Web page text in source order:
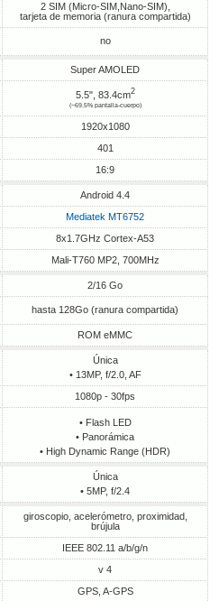
2 SIM (Micro-SIM,Nano-SIM),
tarjeta de memoria (ranura compartida)
no
Super AMOLED
5.5", 83.4cm2
(~69.5% pantalla-cuerpo)
1920x1080
401
16:9
Android 4.4
Mediatek MT6752
8x1.7GHz Cortex-A53
Mali-T760 MP2, 700MHz
2/16 Go
hasta 128Go (ranura compartida)
ROM eMMC
Única
• 13MP, f/2.0, AF
1080p - 30fps
• Flash LED
• Panorámica
• High Dynamic Range (HDR)
Única
• 5MP, f/2.4
giroscopio, acelerómetro, proximidad,
brújula
IEEE 802.11 a/b/g/n
v 4
GPS, A-GPS